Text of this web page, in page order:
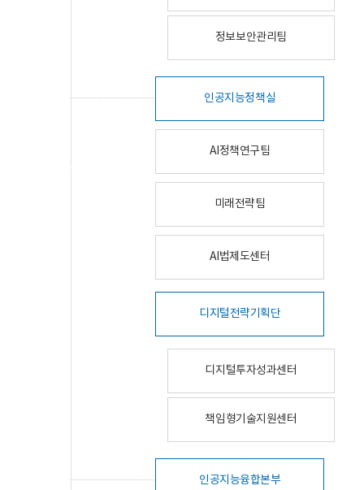
정보보안관리팀
인공지능정책실
AI정책연구팀
미래전략팀
AI법제도센터
디지털전략기획단
디지털투자성과센터
책임형기술지원센터
인공지능융합본부